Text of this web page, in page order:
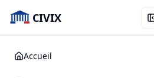
CIVIX
Accueil